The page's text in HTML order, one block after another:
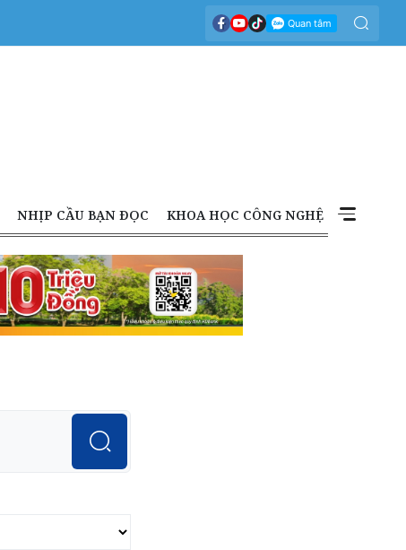
NHỊP CẦU BẠN ĐỌC KHOA HỌC CÔNG NGHỆ